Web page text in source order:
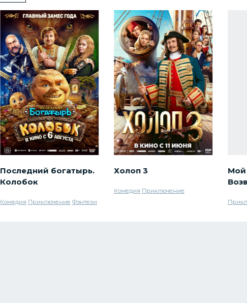
Холоп 3
Комедия Приключение
Мой
Последний богатырь.
Колобок
Комедия Приключение Фэнтези